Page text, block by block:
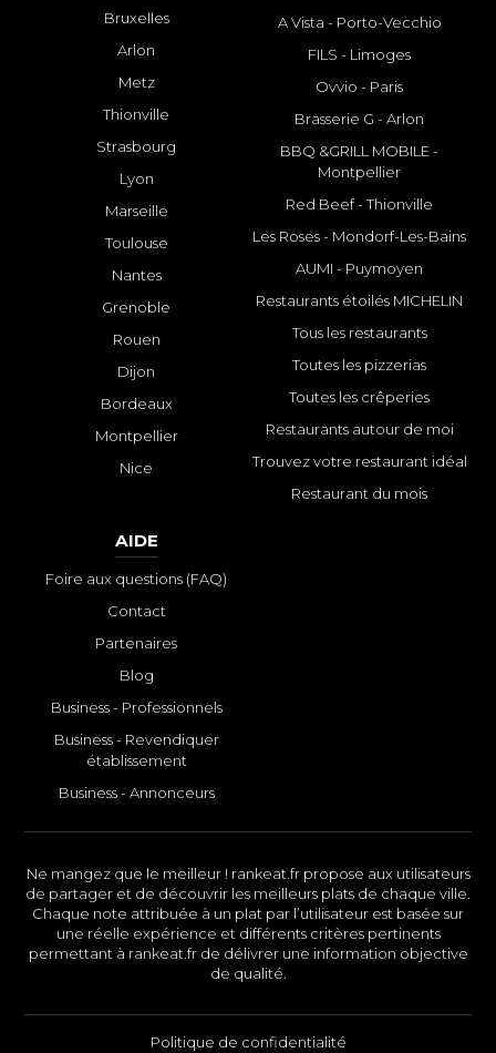
Bruxelles
Arlon
Metz
Thionville
Strasbourg
Lyon
Marseille
Toulouse
Nantes
Grenoble
Rouen
Dijon
Bordeaux
Montpellier
Nice
A Vista - Porto-Vecchio
FILS - Limoges
Ovvio - Paris
Brasserie G - Arlon
BBQ &GRILL MOBILE -
Montpellier
Red Beef - Thionville
Les Roses - Mondorf-Les-Bains
AUMI - Puymoyen
Restaurants étoilés MICHELIN
Tous les restaurants
Toutes les pizzerias
Toutes les crêperies
Restaurants autour de moi
Trouvez votre restaurant idéal
Restaurant du mois
AIDE
Foire aux questions (FAQ)
Contact
Partenaires
Blog
Business - Professionnels
Business - Revendiquer
établissement
Business - Annonceurs
Ne mangez que le meilleur ! rankeat.fr propose aux utilisateurs
de partager et de découvrir les meilleurs plats de chaque ville.
Chaque note attribuée à un plat par l’utilisateur est basée sur
une réelle expérience et différents critères pertinents
permettant à rankeat.fr de délivrer une information objective
de qualité.
Politique de confidentialité